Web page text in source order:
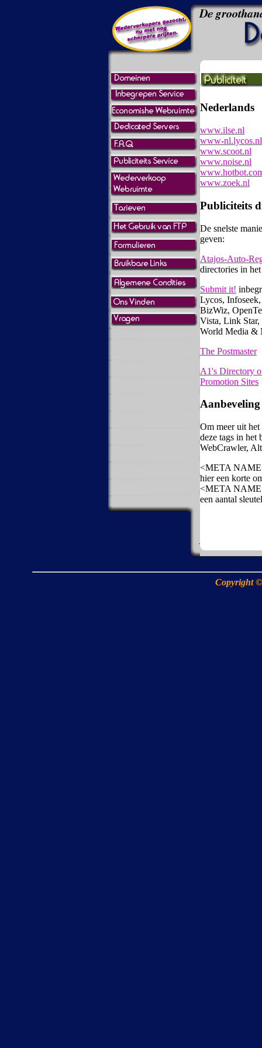
Nederlands
www.ilse.nl
www-nl.lycos.nl
www.scoot.nl
www.noise.nl
www.zoek.nl
Publiciteits
De snelste
geven:
Atajos-Auto-
directories in het
Submit it!
Lycos,
BizWiz,
Vista, Link
World Media &
The Postmaster
A1's Directory
Promotion Sites
Aanbeveling
Om meer uit
deze tags in het
WebCrawler,
<META
hier een korte
<META
een aantal
Copyright ©